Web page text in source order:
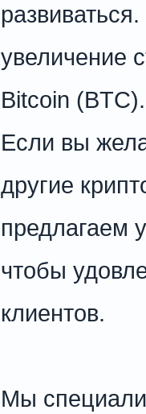
увеличение
Bitcoin (BTC).
Если вы
другие
предлагаем
чтобы
клиентов.
Мы